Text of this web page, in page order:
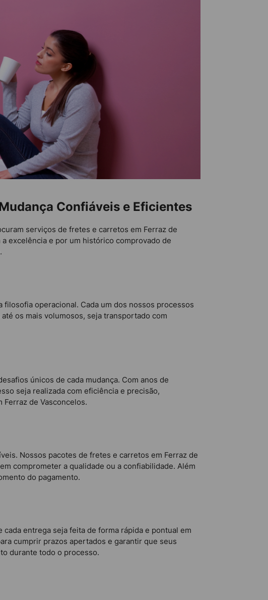
Confiáveis e Eficientes
serviços de fretes e carretos em Ferraz de
excelência e por um histórico comprovado de
operacional. Cada um dos nossos processos
os mais volumosos, seja transportado com
únicos de cada mudança. Com anos de
seja realizada com eficiência e precisão,
de Vasconcelos.
Nossos pacotes de fretes e carretos em Ferraz de
comprometer a qualidade ou a confiabilidade. Além
do pagamento.
entrega seja feita de forma rápida e pontual em
cumprir prazos apertados e garantir que seus
durante todo o processo.